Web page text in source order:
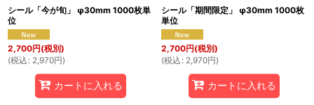
シール「今が旬」 φ30mm 1000枚単
位
2,700円(税別)
(税込 : 2,970円)
カートに入れる
シール「期間限定」 φ30mm 1000枚
単位
2,700円(税別)
(税込 : 2,970円)
カートに入れる